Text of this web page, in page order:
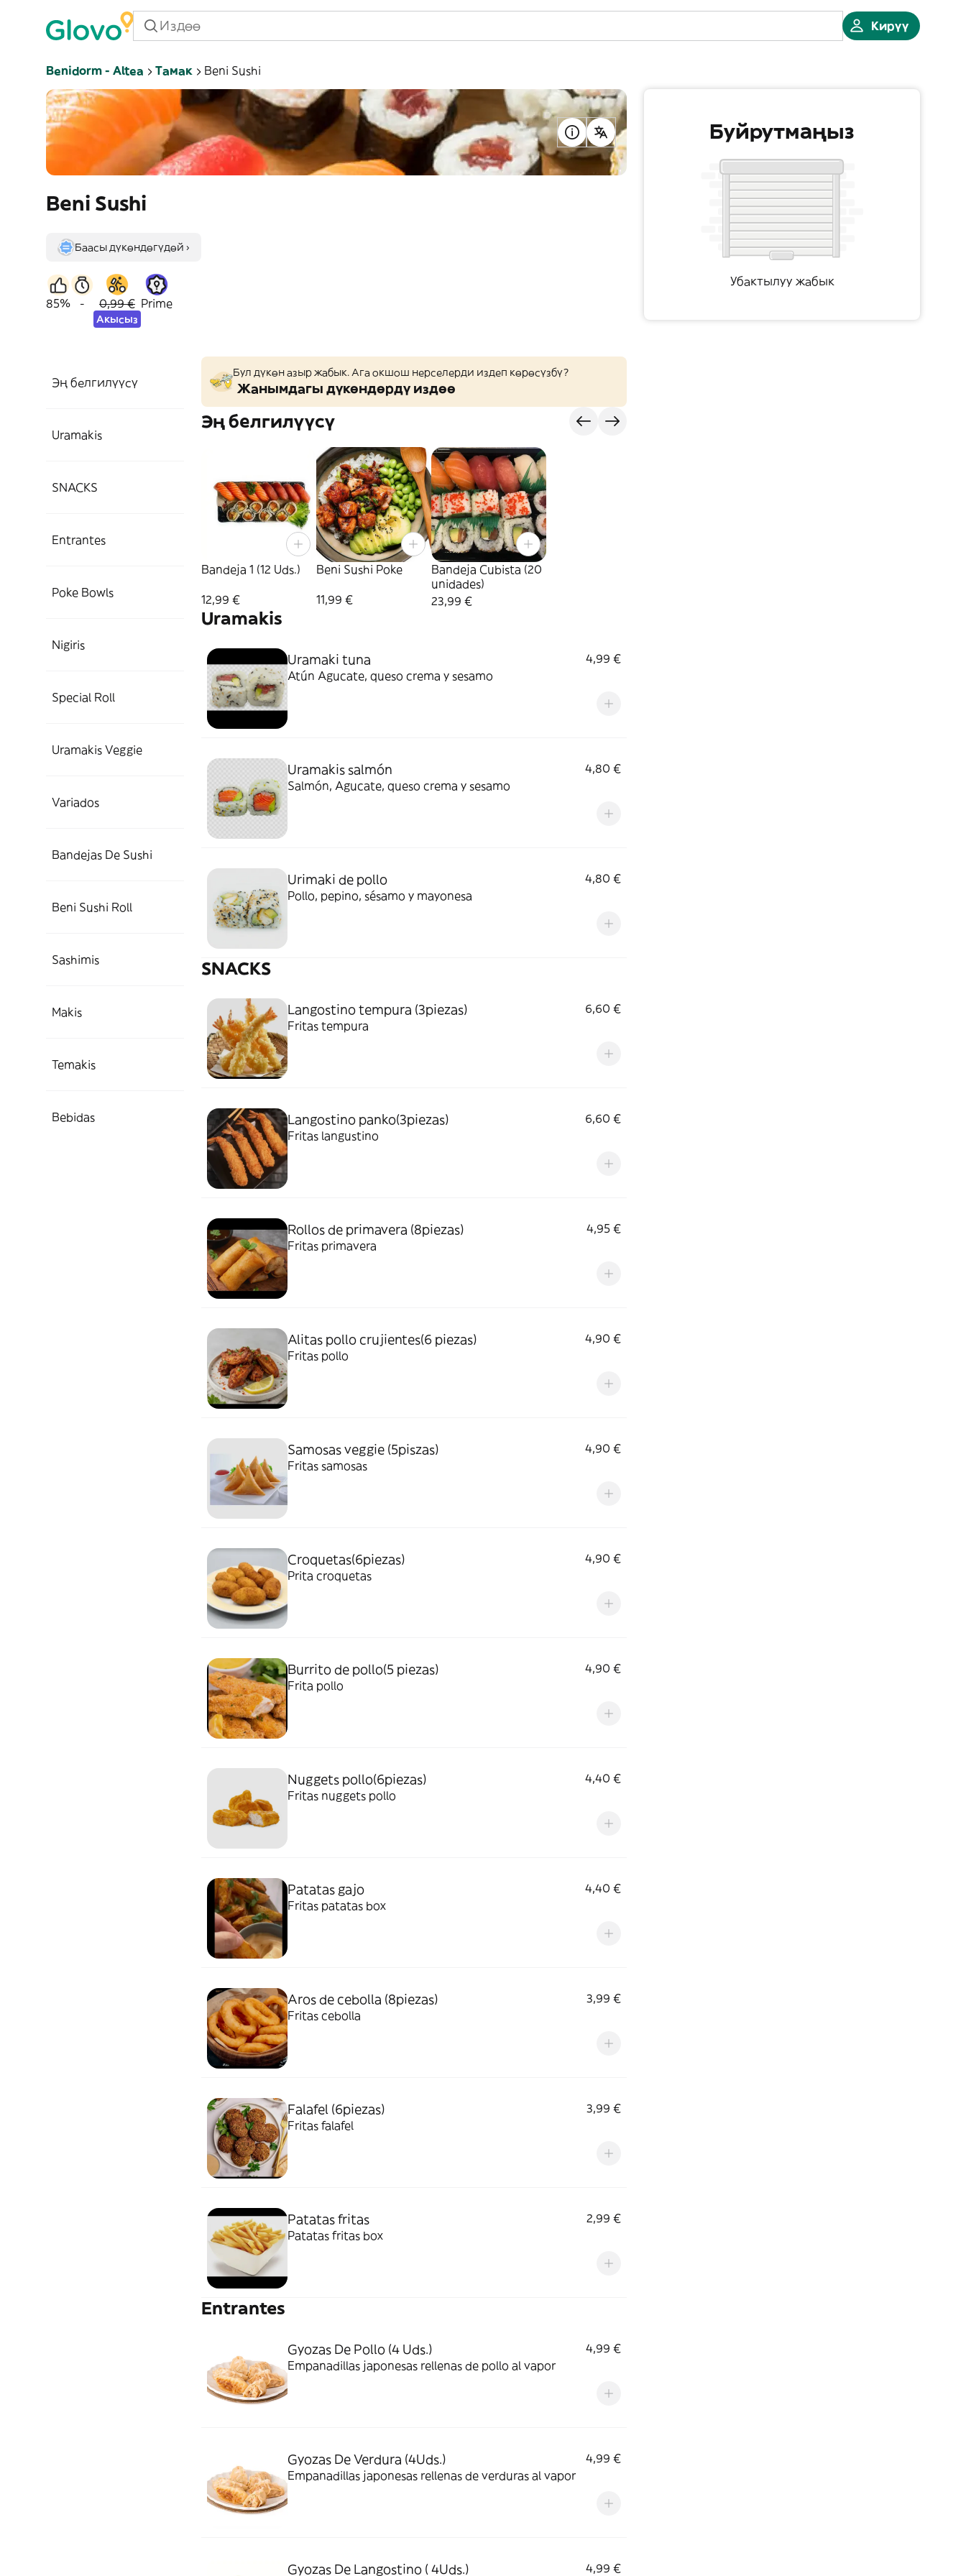
Кирүү
Benidorm - Altea Тамак Beni Sushi
Beni Sushi
Баасы дүкөндөгүдөй ›
85% - 0,99 €
Акысыз
Prime
Эң белгилүүсү
Uramakis
SNACKS
Entrantes
Poke Bowls
Nigiris
Special Roll
Uramakis Veggie
Variados
Bandejas De Sushi
Beni Sushi Roll
Sashimis
Makis
Temakis
Bebidas
Бул дүкөн азыр жабык. Ага окшош нерселерди издеп көрөсүзбү?
Жанымдагы дүкөндөрдү издөө
Эң белгилүүсү
Bandeja 1 (12 Uds.)
12,99 €
Beni Sushi Poke
11,99 €
Bandeja Cubista (20
unidades)
23,99 €
Uramakis
Uramaki tuna
4,99 €
Atún Agucate, queso crema y sesamo
Uramakis salmón
4,80 €
Salmón, Agucate, queso crema y sesamo
Urimaki de pollo
4,80 €
Pollo, pepino, sésamo y mayonesa
SNACKS
Langostino tempura (3piezas)
6,60 €
Fritas tempura
Langostino panko(3piezas)
6,60 €
Fritas langustino
Rollos de primavera (8piezas)
4,95 €
Fritas primavera
Alitas pollo crujientes(6 piezas)
4,90 €
Fritas pollo
Samosas veggie (5piszas)
4,90 €
Fritas samosas
Croquetas(6piezas)
4,90 €
Prita croquetas
Burrito de pollo(5 piezas)
4,90 €
Frita pollo
Nuggets pollo(6piezas)
4,40 €
Fritas nuggets pollo
Patatas gajo
4,40 €
Fritas patatas box
Aros de cebolla (8piezas)
3,99 €
Fritas cebolla
Falafel (6piezas)
3,99 €
Fritas falafel
Patatas fritas
2,99 €
Patatas fritas box
Entrantes
Gyozas De Pollo (4 Uds.)
4,99 €
Empanadillas japonesas rellenas de pollo al vapor
Gyozas De Verdura (4Uds.)
4,99 €
Empanadillas japonesas rellenas de verduras al vapor
Gyozas De Langostino ( 4Uds.) 4,99 €
Буйрутмаңыз
Убактылуу жабык